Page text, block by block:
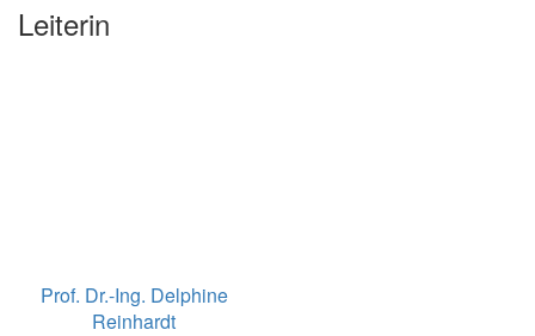
Leiterin
Prof. Dr.-Ing. Delphine
Reinhardt